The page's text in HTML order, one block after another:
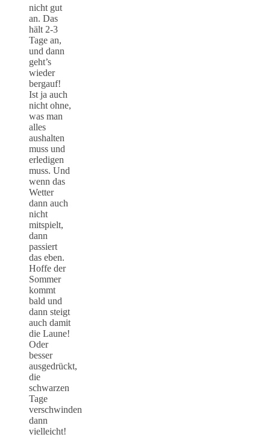
nicht gut
an. Das
hält 2-3
Tage an,
und dann
geht’s
wieder
bergauf!
Ist ja auch
nicht ohne,
was man
alles
aushalten
muss und
erledigen
muss. Und
wenn das
Wetter
dann auch
nicht
mitspielt,
dann
passiert
das eben.
Hoffe der
Sommer
kommt
bald und
dann steigt
auch damit
die Laune!
Oder
besser
ausgedrückt,
die
schwarzen
Tage
verschwinden
dann
vielleicht!